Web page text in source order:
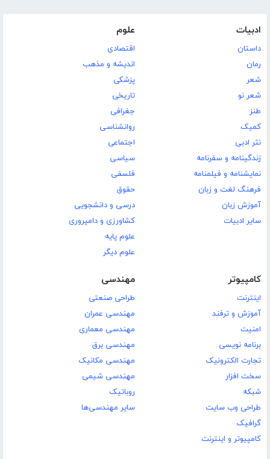
ادبیات
داستان
رمان
شعر
شعر نو
طنز
کمیک
نثر ادبی
زندگینامه و سفرنامه
نمایشنامه و فیلمنامه
فرهنگ لغت و زبان
آموزش زبان
سایر ادبیات
علوم
اقتصادی
اندیشه و مذهب
پزشکی
تاریخی
جغرافی
روانشناسی
اجتماعی
سیاسی
فلسفی
حقوق
درسی و دانشجویی
کشاورزی و دامپروری
علوم پایه
علوم دیگر
کامپیوتر
اینترنت
آموزش و ترفند
امنیت
برنامه نویسی
تجارت الکترونیک
سخت افزار
شبکه
طراحی وب سایت
گرافیک
کامپیوتر و اینترنت
مهندسی
طراحی صنعتی
مهندسی عمران
مهندسی معماری
مهندسی برق
مهندسی مکانیک
مهندسی شیمی
روباتیک
سایر مهندسی‌ها